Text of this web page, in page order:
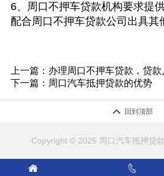
6、周口不押车贷款机构要求提
配合周口不押车贷款公司出具其
上一篇： 办理周口不押车贷款，贷
下一篇： 周口汽车抵押贷款的优势
 回到顶部
Copyright © 2025 周口汽车抵押贷
 